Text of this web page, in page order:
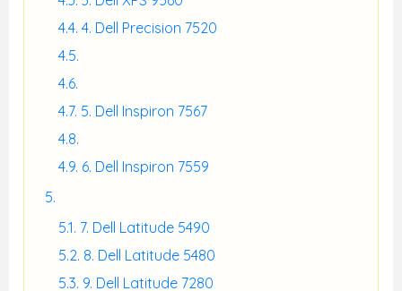
4. Dell Precision 7520
5. Dell Inspiron 7567
6. Dell Inspiron 7559
7. Dell Latitude 5490
8. Dell Latitude 5480
9. Dell Latitude 7280